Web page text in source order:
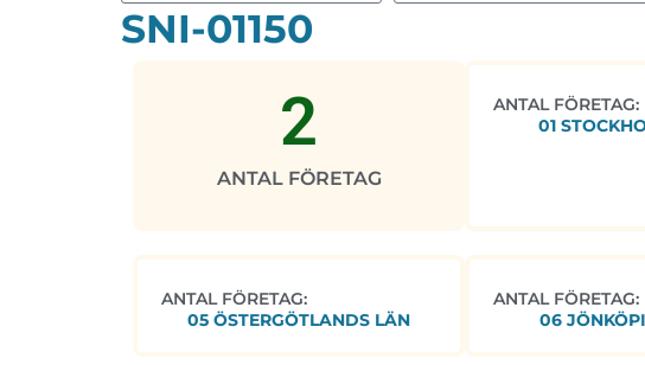
SNI-01150
ANTAL FÖRETAG
2
ANTAL FÖRETAG:
01
ANTAL FÖRETAG:
05 ÖSTERGÖTLANDS LÄN
ANTAL FÖRETAG:
06